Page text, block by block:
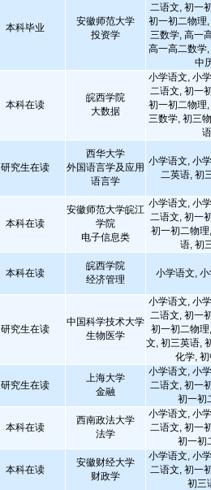
本科毕业
安徽师范大学
投资学
二语文, 初一
初一初二物理
三数学, 高一
高一高二数学
中
本科在读
皖西学院
大数据
小学语文, 小
二语文, 初一
初一初二物理
三数学, 初三
研究生在读
西华大学
外国语言学及应用
语言学
小学语文, 小
二英语, 初
本科在读
安徽师范大学皖江
学院
电子信息类
小学语文, 小
二语文, 初一
初一初二物
语, 初
本科在读
皖西学院
经济管理
小学语文,
研究生在读
中国科学技术大学
生物医学
小学语文, 小
二语文, 初一
初一初二物
文, 初三英语,
化学,
研究生在读
上海大学
金融
小学语文, 小
二语文, 初一
初一初
本科在读
西南政法大学
法学
小学语文, 小
二语文, 初一
初一初
本科在读
安徽财经大学
财政学
小学语文, 小
二语文, 初一
初三